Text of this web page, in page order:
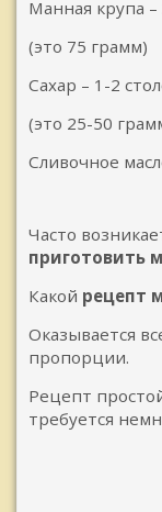
Манная крупа
(это 75 грамм)
Сахар – 1-2
(это 25-50
Сливочное
Часто
приготовить
Какой рецепт
Оказывается
пропорции.
Рецепт
требуется